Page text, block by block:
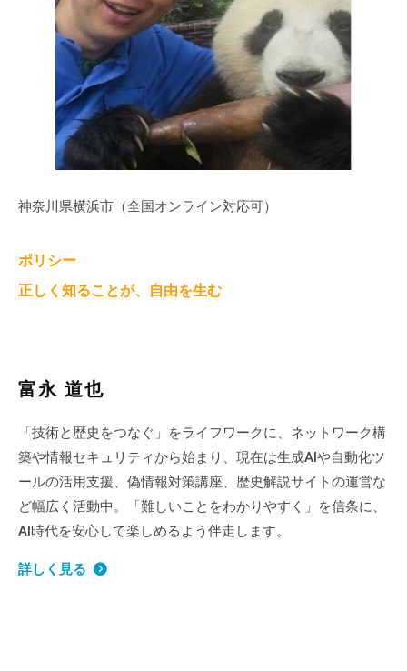
神奈川県横浜市（全国オンライン対応可）
ポリシー
正しく知ることが、自由を生む
富永 道也
「技術と歴史をつなぐ」をライフワークに、ネットワーク構
築や情報セキュリティから始まり、現在は生成AIや自動化ツ
ールの活用支援、偽情報対策講座、歴史解説サイトの運営な
ど幅広く活動中。「難しいことをわかりやすく」を信条に、
AI時代を安心して楽しめるよう伴走します。
詳しく見る